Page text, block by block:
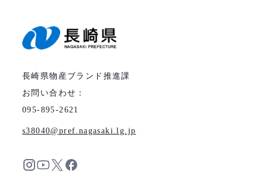
長崎県物産ブランド推進課
お問い合わせ：
095-895-2621
s38040 pref.nagasaki.lg.jp